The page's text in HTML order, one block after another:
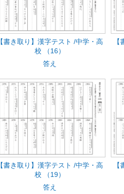
【書き取り】漢字テスト /中学・高
校 （16）
答え
【書き取り】漢字テスト /中学・高
校 （19）
答え